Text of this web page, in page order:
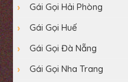
Gái Gọi Hải Phòng
Gái Gọi Huế
Gái Gọi Đà Nẵng
Gái Gọi Nha Trang